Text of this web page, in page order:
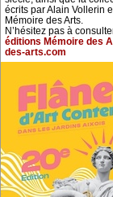
écrits par Alain Vollerin
Mémoire des Arts.
N’hésitez pas à consulter
éditions Mémoire des
des-arts.com